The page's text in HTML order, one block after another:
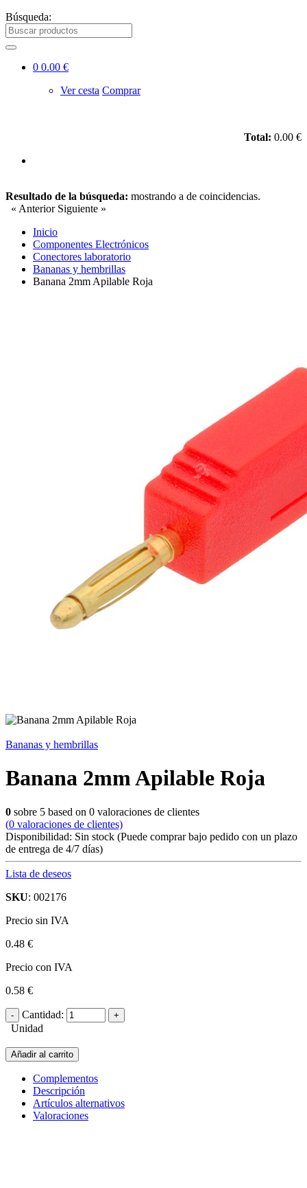
Búsqueda:
0 0.00 €
Ver cesta Comprar
Total: 0.00 €
Resultado de la búsqueda: mostrando a de coincidencias.
« Anterior Siguiente »
Inicio
Componentes Electrónicos
Conectores laboratorio
Bananas y hembrillas
Banana 2mm Apilable Roja
Bananas y hembrillas
Banana 2mm Apilable Roja
0 sobre 5 based on 0 valoraciones de clientes
(0 valoraciones de clientes)
Disponibilidad: Sin stock (Puede comprar bajo pedido con un plazo
de entrega de 4/7 días)
Lista de deseos
SKU: 002176
Precio sin IVA
0.48 €
Precio con IVA
0.58 €
Cantidad:
Unidad
Añadir al carrito
Complementos
Descripción
Artículos alternativos
Valoraciones